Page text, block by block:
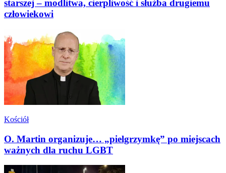
starszej – modlitwa, cierpliwość i służba drugiemu
człowiekowi
Kościół
O. Martin organizuje… „pielgrzymkę” po miejscach
ważnych dla ruchu LGBT